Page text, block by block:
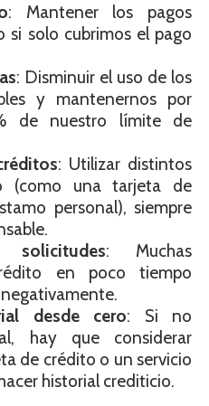
: Mantener los pagos
si solo cubrimos el pago
: Disminuir el uso de los
y mantenernos por
de nuestro límite de
: Utilizar distintos
(como una tarjeta de
personal), siempre
solicitudes: Muchas
en poco tiempo
desde cero: Si no
hay que considerar
de crédito o un servicio
historial crediticio.